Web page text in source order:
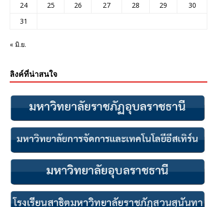
24
25 26 27 28 29
30
31
« มิ.ย.
ลิงค์ที่น่าสนใจ